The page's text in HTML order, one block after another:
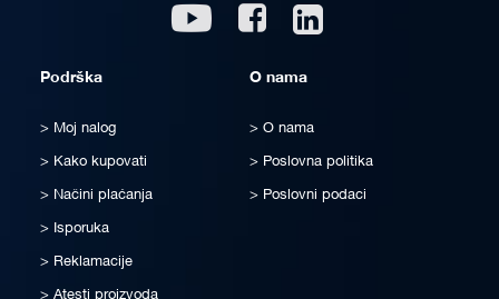
Youtube Facebook
Podrška
Moj nalog
Kako kupovati
Načini plaćanja
Isporuka
Reklamacije
Atesti proizvoda
O nama
O nama
Poslovna politika
Poslovni podaci